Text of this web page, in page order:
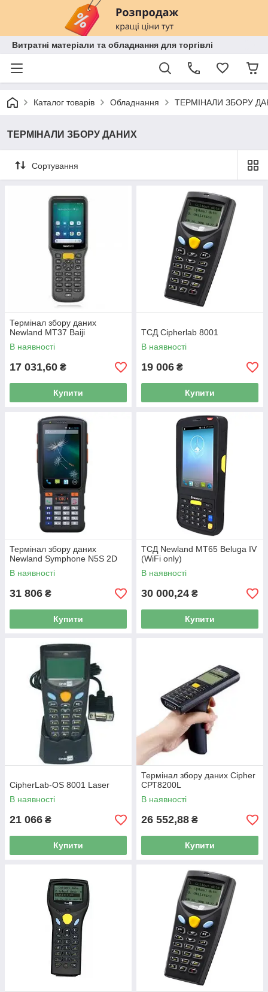
Витратні матеріали та обладнання для торгівлі
Каталог товарів Обладнання ТЕРМІНАЛИ ЗБОРУ
ТЕРМІНАЛИ ЗБОРУ ДАНИХ
Сортування
Термінал збору даних
Newland MT37 Baiji
В наявності
17 031,60 ₴
Купити
ТСД Cipherlab 8001
В наявності
19 006 ₴
Купити
Термінал збору даних
Newland Symphone N5S 2D
В наявності
31 806 ₴
Купити
ТСД Newland MT65 Beluga IV
(WiFi only)
В наявності
30 000,24 ₴
Купити
CipherLab-OS 8001 Laser
В наявності
21 066 ₴
Купити
Термінал збору даних Cipher
СРТ8200L
В наявності
26 552,88 ₴
Купити